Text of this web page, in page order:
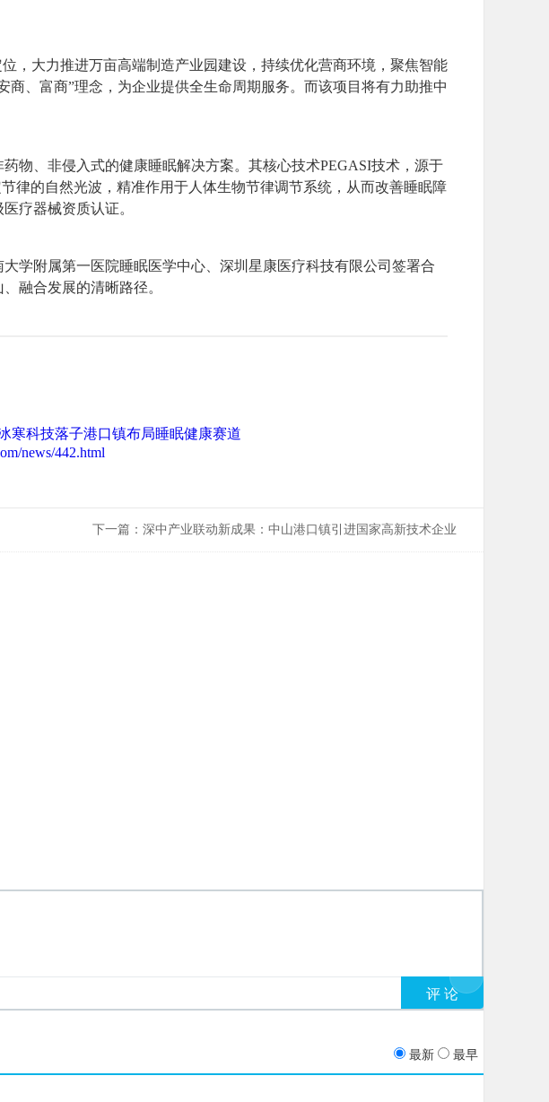
，大力推进万亩高端制造产业园建设，持续优化营商环境，聚焦智能
、富商”理念，为企业提供全生命周期服务。而该项目将有力助推中
物、非侵入式的健康睡眠解决方案。其核心技术PEGASI技术，源于
律的自然光波，精准作用于人体生物节律调节系统，从而改善睡眠障
疗器械资质认证。
学附属第一医院睡眠医学中心、深圳星康医疗科技有限公司签署合
融合发展的清晰路径。
寒科技落子港口镇布局睡眠健康赛道
news/442.html
下一篇： 深中产业联动新成果：中山港口镇引进国家高新技术企业
最新 最早